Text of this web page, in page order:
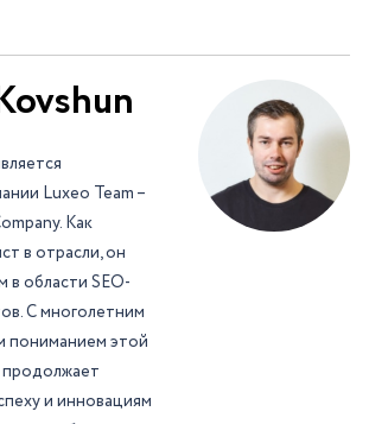
Luxeo Team –
Как
в отрасли, он
в области SEO-
С многолетним
пониманием этой
и инновациям